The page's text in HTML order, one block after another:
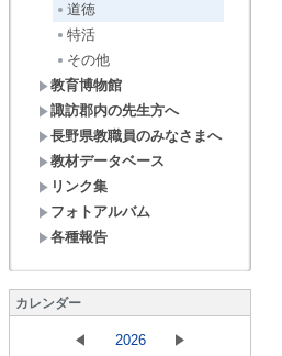
道徳
特活
その他
教育博物館
諏訪郡内の先生方へ
長野県教職員のみなさまへ
教材データベース
リンク集
フォトアルバム
各種報告
カレンダー
2026